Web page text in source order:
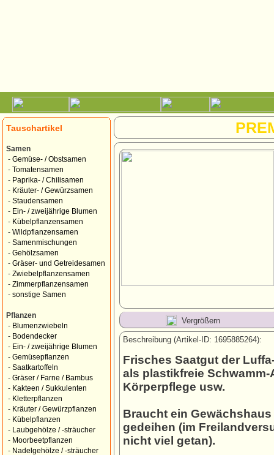
Tauschartikel
Samen
- Gemüse- / Obstsamen
- Tomatensamen
- Paprika- / Chilisamen
- Kräuter- / Gewürzsamen
- Staudensamen
- Ein- / zweijährige Blumen
- Kübelpflanzensamen
- Wildpflanzensamen
- Samenmischungen
- Gehölzsamen
- Gräser- und Getreidesamen
- Zwiebelpflanzensamen
- Zimmerpflanzensamen
- sonstige Samen
Pflanzen
- Blumenzwiebeln
- Bodendecker
- Ein- / zweijährige Blumen
- Gemüsepflanzen
- Saatkartoffeln
- Gräser / Farne / Bambus
- Kakteen / Sukkulenten
- Kletterpflanzen
- Kräuter / Gewürzpflanzen
- Kübelpflanzen
-
Laubgehölze / -sträucher
- Moorbeetpflanzen
- Nadelgehölze / -sträucher
Vergrößern
Beschreibung (Artikel-ID: 1695885264):
Frisches Saatgut der
als plastikfreie
Körperpflege usw.
Braucht ein
gedeihen (im
nicht viel getan).